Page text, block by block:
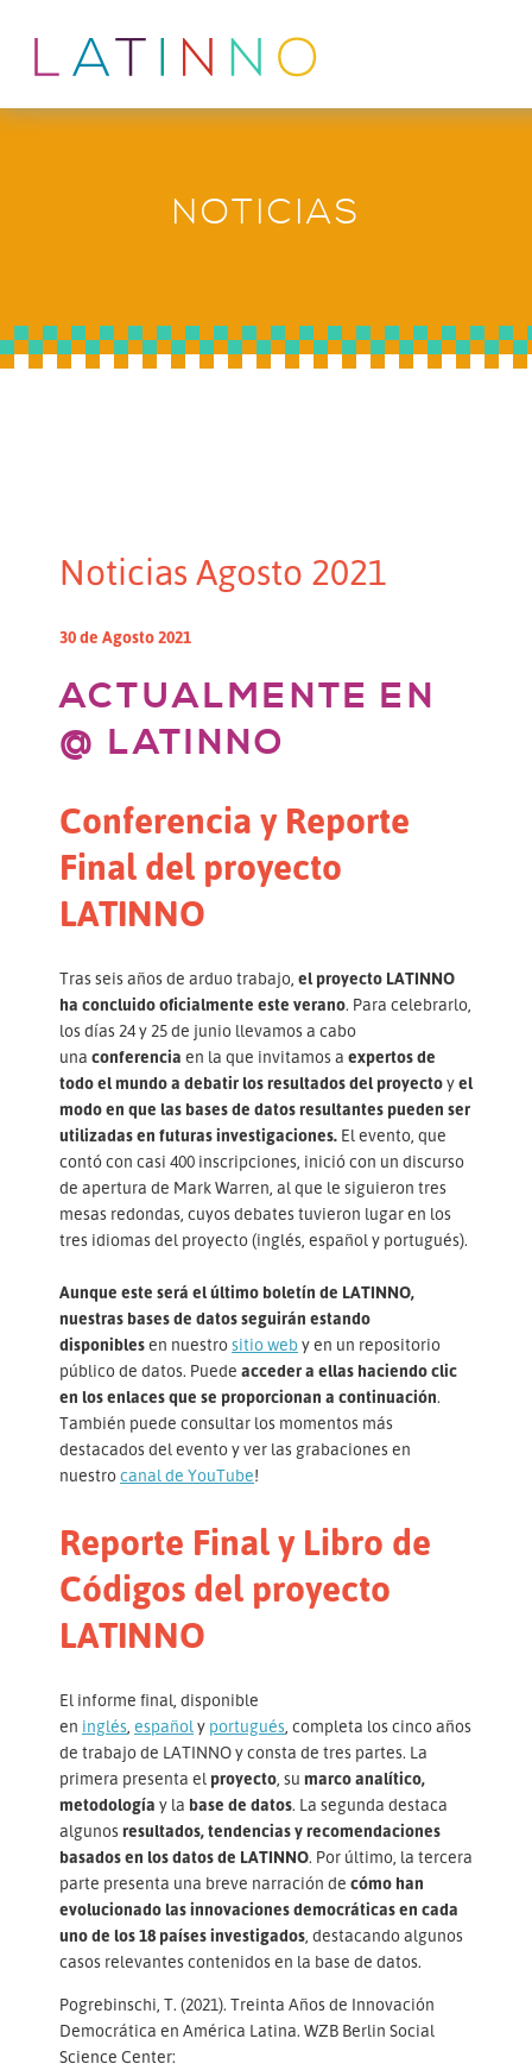
NOTICIAS
Noticias Agosto 2021
30 de Agosto 2021
ACTUALMENTE EN
@ LATINNO
Conferencia y Reporte
Final del proyecto
LATINNO
Tras seis años de arduo trabajo, el proyecto LATINNO
ha concluido oficialmente este verano. Para celebrarlo,
los días 24 y 25 de junio llevamos a cabo
una conferencia en la que invitamos a expertos de
todo el mundo a debatir los resultados del proyectoyel
modo en que las bases de datos resultantes pueden ser
utilizadas en futuras investigaciones. El evento, que
contó con casi 400 inscripciones, inició con un discurso
de apertura de Mark Warren, al que le siguieron tres
mesas redondas, cuyos debates tuvieron lugar en los
tres idiomas del proyecto (inglés, español y portugués).
Aunque este será el último boletín de LATINNO,
nuestras bases de datos seguirán estando
disponiblesen nuestrositio weby en un repositorio
público de datos. Puede acceder a ellas haciendo clic
en los enlaces que se proporcionan a continuación.
También puede consultar los momentos más
destacados del evento y ver las grabaciones en
nuestrocanal de YouTube!
Reporte Final y Libro de
Códigos del proyecto
LATINNO
El informe final, disponible
en inglés español y portugués , completa los cinco años
de trabajo de LATINNO y consta de tres partes. La
primera presenta el proyecto , su marco analítico,
metodología y la base de datos. La segunda destaca
algunosresultados, tendencias y recomendaciones
basados en los datos de LATINNO. Por último, la tercera
parte presenta una breve narración de cómo han
evolucionado las innovaciones democráticas en cada
uno de los 18 países investigados , destacando algunos
casos relevantes contenidos en la base de datos.
Pogrebinschi, T. (2021). Treinta Años de Innovación
Democrática en América Latina. WZB Berlin Social
Science Center: